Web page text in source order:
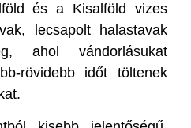
és a Kisalföld vizes
lecsapolt halastavak
ahol vándorlásukat
rövidebb időt töltenek